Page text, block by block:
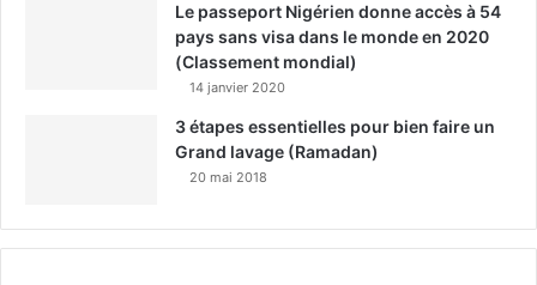
Le passeport Nigérien donne accès à 54
pays sans visa dans le monde en 2020
(Classement mondial)
14 janvier 2020
3 étapes essentielles pour bien faire un
Grand lavage (Ramadan)
20 mai 2018